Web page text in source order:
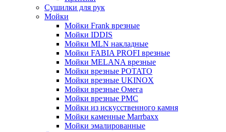
Сушилки для рук
Мойки
Мойки Frank врезные
Мойки IDDIS
Мойки MLN накладные
Мойки FABIA PROFI врезные
Мойки MELANA врезные
Мойки врезные POTATO
Мойки врезные UKINOX
Мойки врезные Омега
Мойки врезные РМС
Мойки из искусственного камня
Мойки каменные Marrbaxx
Мойки эмалированные